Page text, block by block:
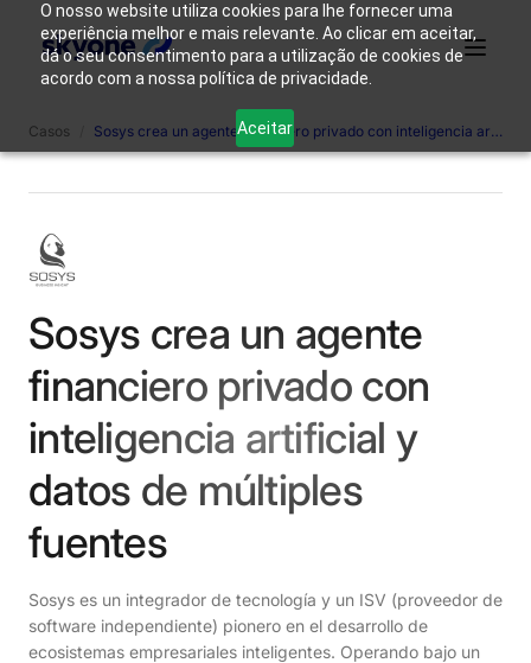
O nosso website utiliza cookies para lhe fornecer uma
experiência melhor e mais relevante. Ao clicar em aceitar,
dá o seu consentimento para a utilização de cookies de
acordo com a nossa política de privacidade.
Aceitar
Productos
Skyone?
Soluciones Recursos
somos
Casos Sosys crea un agente financiero privado con inteligencia artificial y datos de múltiples fuentes.
Sosys crea un agente
financiero privado con
inteligencia artificial y
datos de múltiples
fuentes
Sosys es un integrador de tecnología y un ISV (proveedor de
software independiente) pionero en el desarrollo de
ecosistemas empresariales inteligentes. Operando bajo un